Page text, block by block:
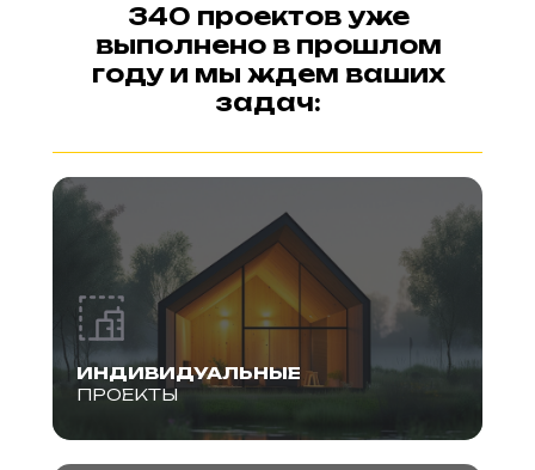
340 проектов уже
выполнено в прошлом
году и мы ждем ваших
задач:
ИНДИВИДУАЛЬНЫЕ
ПРОЕКТЫ